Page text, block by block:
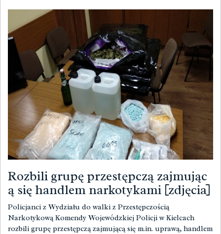
Rozbili grupę przestępczą zajmując
ą się handlem narkotykami [zdjęcia]
Policjanci z Wydziału do walki z Przestępczością
Narkotykową Komendy Wojewódzkiej Policji w Kielcach
rozbili grupę przestępczą zajmującą się m.in. uprawą, handlem